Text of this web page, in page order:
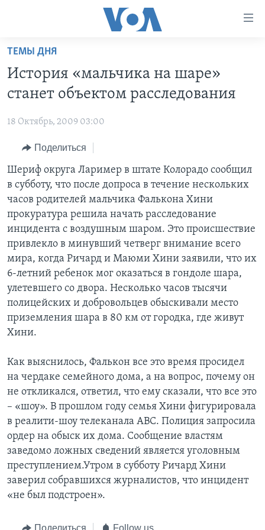
Перейти
основной
контент
навигации
Перейти
поиск
ПРОГРАММЫ
НОВОСТИ ЗА МИНУТУ
ИТОГИ
ПОЧЕМУ ЭТО ВАЖНО?
ДИСКУССИЯ VOA
ДЕТАЛИ
НЬЮ-ЙОРК NEW YORK
АМЕРИКА. БОЛЬШОЕ ПУТЕШЕСТВИЕ
УЧИМ АНГЛИЙСКИЙ
НАША АМЕРИКАНСКАЯ ИСТОРИЯ
А КАК В АМЕРИКЕ?
АРТЕФАКТЫ
АМЕРИКАНСКИЕ ГОРОДКИ
ТЕСТЫ
ЭКСПЕРТИЗА
ИНТЕРВЬЮ
ФАКТЫ ПРОТИВ ФЕЙКОВ
ЗА СВОБОДУ ПРЕССЫ
УЧИМ АНГЛИЙСКИЙ
ВИДЕО
ПОДПИСКА НА НОВОСТИ
Learning English
СОЦИАЛЬНЫЕ СЕТИ
Языки
ТЕМЫ ДНЯ
История «мальчика на шаре»
станет объектом расследования
18 Октябрь, 2009 03:00
Поделиться
Шериф округа Лаример в штате Колорадо сообщил
в субботу, что после допроса в течение нескольких
часов родителей мальчика Фалькона Хини
прокуратура решила начать расследование
инцидента с воздушным шаром. Это происшествие
привлекло в минувший четверг внимание всего
мира, когда Ричард и Маюми Хини заявили, что их
6-летний ребенок мог оказаться в гондоле шара,
улетевшего со двора. Несколько часов тысячи
полицейских и добровольцев обыскивали место
приземления шара в 80 км от городка, где живут
Хини.
Как выяснилось, Фалькон все это время просидел
на чердаке семейного дома, а на вопрос, почему он
не откликался, ответил, что ему сказали, что все это
– «шоу». В прошлом году семья Хини фигурировала
в реалити-шоу телеканала АВС. Полиция запросила
ордер на обыск их дома. Сообщение властям
заведомо ложных сведений является уголовным
преступлением.Утром в субботу Ричард Хини
заверил собравшихся журналистов, что инцидент
«не был подстроен».
Поделиться Follow us